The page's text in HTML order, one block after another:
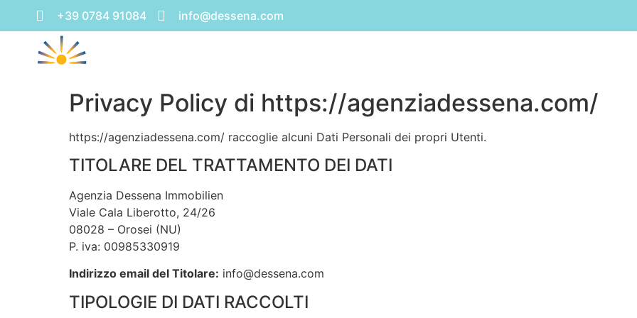
+39 0784 91084 info@dessena.com
Privacy Policy di https://agenziadessena.com/
https://agenziadessena.com/ raccoglie alcuni Dati Personali dei propri Utenti.
TITOLARE DEL TRATTAMENTO DEI DATI
Agenzia Dessena Immobilien
Viale Cala Liberotto, 24/26
08028 – Orosei (NU)
P. iva: 00985330919
Indirizzo email del Titolare: info@dessena.com
TIPOLOGIE DI DATI RACCOLTI